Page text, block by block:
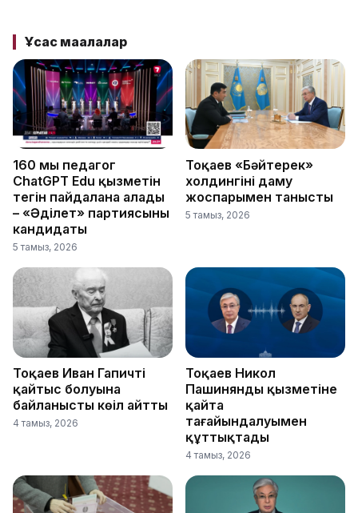
Ұқсас мақалалар
160 мың педагог
ChatGPT Edu қызметін
тегін пайдалана алады
– «Әділет» партиясының
кандидаты
5 тамыз, 2026
Тоқаев «Бәйтерек»
холдингінің даму
жоспарымен танысты
5 тамыз, 2026
Тоқаев Иван Гапичтің
қайтыс болуына
байланысты көңіл айтты
4 тамыз, 2026
Тоқаев Никол
Пашинянды қызметіне
қайта
тағайындалуымен
құттықтады
4 тамыз, 2026